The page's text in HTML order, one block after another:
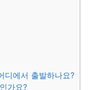
디에서 출발하나요?
가요?